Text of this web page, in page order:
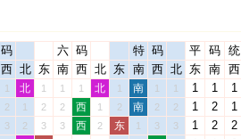
码 六 码 特 码 平 码 统
西 北 东 南 西 北 东 南 西 北 东 南 西
1 北 1 1 1 北 1 南 1 1 1 1 1
2 1 2 2 西 1 2 南 2 2 1 2 1
3 2 3 3 西 2 东 1 3 3 1 2 2